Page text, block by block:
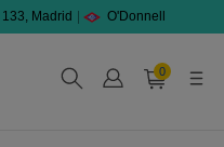
Madrid O'Donnell
0